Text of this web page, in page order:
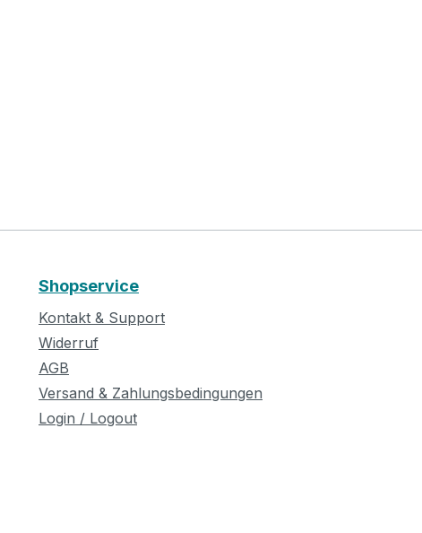
Shopservice
Kontakt & Support
Widerruf
AGB
Versand & Zahlungsbedingungen
Login / Logout